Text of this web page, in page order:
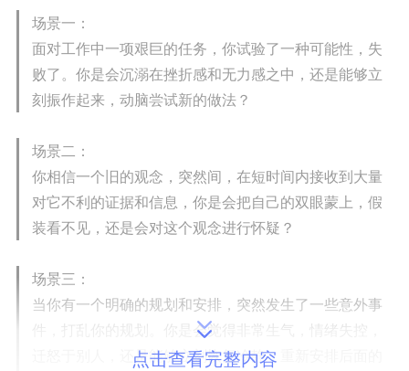
场景一：
面对工作中一项艰巨的任务，你试验了一种可能性，失
败了。你是会沉溺在挫折感和无力感之中，还是能够立
刻振作起来，动脑尝试新的做法？
场景二：
你相信一个旧的观念，突然间，在短时间内接收到大量
对它不利的证据和信息，你是会把自己的双眼蒙上，假
装看不见，还是会对这个观念进行怀疑？
场景三：
当你有一个明确的规划和安排，突然发生了一些意外事
件，打乱你的规划。你是会觉得非常生气，情绪失控，
迁怒于别人，还是能够立刻恢复冷静，重新安排后面的
点击查看完整内容